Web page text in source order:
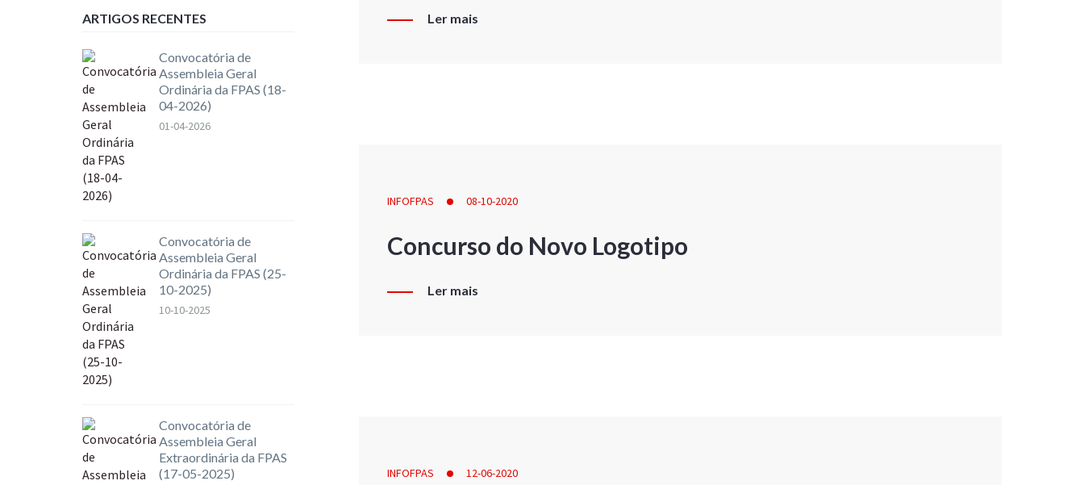
Ler mais
INFOFPAS 08-10-2020
Concurso do Novo Logotipo
Ler mais
INFOFPAS 12-06-2020
ARTIGOS RECENTES
Convocatória de
Assembleia Geral
Ordinária da FPAS (18-
04-2026)
01-04-2026
Convocatória de
Assembleia Geral
Ordinária da FPAS (25-
10-2025)
10-10-2025
Convocatória de
Assembleia Geral
Extraordinária da FPAS
(17-05-2025)